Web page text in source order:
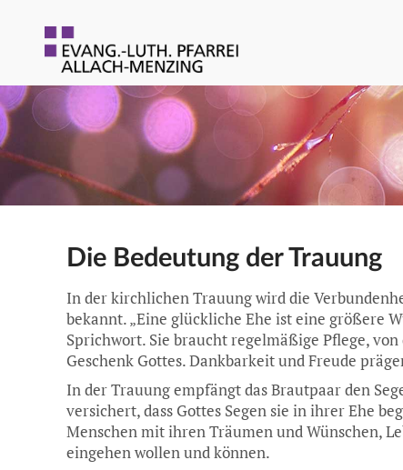
Die Bedeutung der Trauung
In der kirchlichen Trauung wird die
bekannt. „Eine glückliche Ehe ist eine größere
Sprichwort. Sie braucht regelmäßige Pflege,
Geschenk Gottes. Dankbarkeit und Freude
In der Trauung empfängt das Brautpaar den
versichert, dass Gottes Segen sie in ihrer Ehe
Menschen mit ihren Träumen und Wünschen,
eingehen wollen und können.